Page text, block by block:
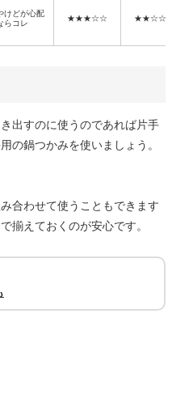
けどが心配
らコレ
★★★☆☆ ★★☆☆☆
出すのに使うのであれば片手
の鍋つかみを使いましょう。
合わせて使うこともできます
揃えておくのが安心です。